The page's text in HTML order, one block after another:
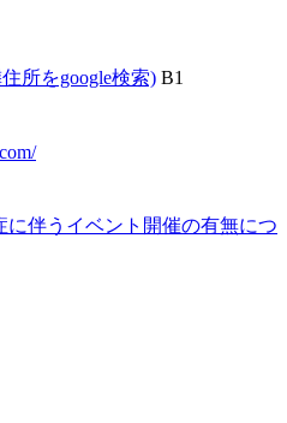
所をgoogle検索) B1
に伴うイベント開催の有無につ